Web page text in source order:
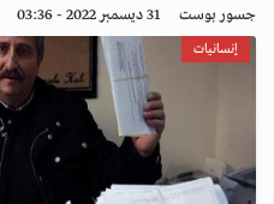
جسور بوست 31 ديسمبر 2022 - 03:36
إنسانيات